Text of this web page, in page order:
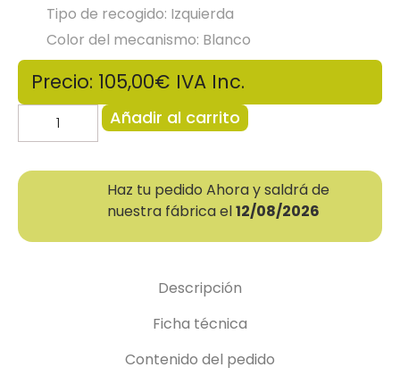
Tipo de recogido: Izquierda
Color del mecanismo: Blanco
Precio: 105,00€ IVA Inc.
Añadir al carrito
Haz tu pedido Ahora y saldrá de
nuestra fábrica el12/08/2026
Descripción
Ficha técnica
Contenido del pedido